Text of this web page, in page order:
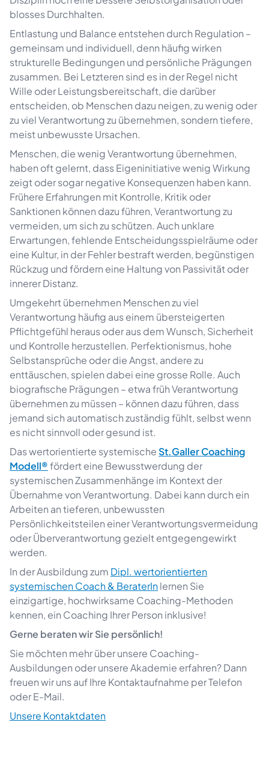
blosses Durchhalten.
Entlastung und Balance entstehen durch Regulation –
gemeinsam und individuell, denn häufig wirken
strukturelle Bedingungen und persönliche Prägungen
zusammen. Bei Letzteren sind es in der Regel nicht
Wille oder Leistungsbereitschaft, die darüber
entscheiden, ob Menschen dazu neigen, zu wenig oder
zu viel Verantwortung zu übernehmen, sondern tiefere,
meist unbewusste Ursachen.
Menschen, die wenig Verantwortung übernehmen,
haben oft gelernt, dass Eigeninitiative wenig Wirkung
zeigt oder sogar negative Konsequenzen haben kann.
Frühere Erfahrungen mit Kontrolle, Kritik oder
Sanktionen können dazu führen, Verantwortung zu
vermeiden, um sich zu schützen. Auch unklare
Erwartungen, fehlende Entscheidungsspielräume oder
eine Kultur, in der Fehler bestraft werden, begünstigen
Rückzug und fördern eine Haltung von Passivität oder
innerer Distanz.
Umgekehrt übernehmen Menschen zu viel
Verantwortung häufig aus einem übersteigerten
Pflichtgefühl heraus oder aus dem Wunsch, Sicherheit
und Kontrolle herzustellen. Perfektionismus, hohe
Selbstansprüche oder die Angst, andere zu
enttäuschen, spielen dabei eine grosse Rolle. Auch
biografische Prägungen – etwa früh Verantwortung
übernehmen zu müssen – können dazu führen, dass
jemand sich automatisch zuständig fühlt, selbst wenn
es nicht sinnvoll oder gesund ist.
Das wertorientierte systemische St.Galler Coaching
Modell®fördert eine Bewusstwerdung der
systemischen Zusammenhänge im Kontext der
Übernahme von Verantwortung. Dabei kann durch ein
Arbeiten an tieferen, unbewussten
Persönlichkeitsteilen einer Verantwortungsvermeidung
oder Überverantwortung gezielt entgegengewirkt
werden.
In der Ausbildung zum Dipl. wertorientierten
systemischen Coach & BeraterInlernen Sie
einzigartige, hochwirksame Coaching-Methoden
kennen, ein Coaching Ihrer Person inklusive!
Gerne beraten wir Sie persönlich!
Sie möchten mehr über unsere Coaching-
Ausbildungen oder unsere Akademie erfahren? Dann
freuen wir uns auf Ihre Kontaktaufnahme per Telefon
oder E-Mail.
Unsere Kontaktdaten